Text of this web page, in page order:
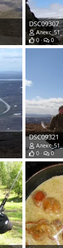
DSC09307
Алекс_51_
0
0
DSC09321
Алекс_51_
0
0